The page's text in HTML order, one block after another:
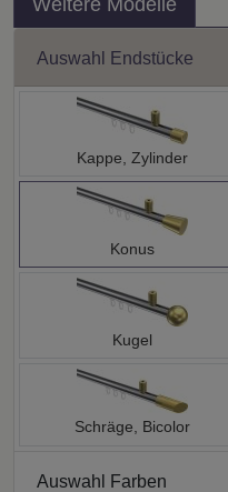
Weitere Modelle
Auswahl Endstücke
Kappe, Zylinder
Konus
Kugel
Schräge, Bicolor
Auswahl Farben